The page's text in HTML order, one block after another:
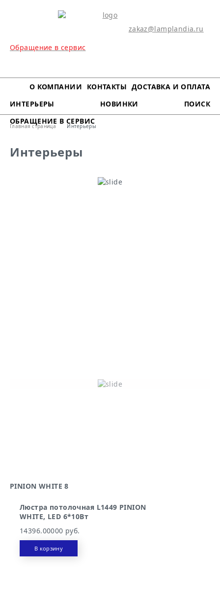
zakaz@lamplandia.ru
Обращение в сервис
МЕНЮ
О КОМПАНИИ КОНТАКТЫ ДОСТАВКА И ОПЛАТА
ИНТЕРЬЕРЫ
НОВИНКИ
ПОИСК
ОБРАЩЕНИЕ В СЕРВИС
Главная страница Интерьеры
Интерьеры
PINION WHITE 8
Люстра потолочная L1449 PINION
WHITE, LED 6*10Вт
14396.00000 руб.
В корзину